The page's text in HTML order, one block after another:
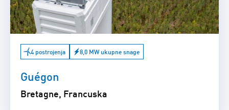
4 postrojenja 8,0 MW ukupne snage
Guégon
Bretagne, Francuska